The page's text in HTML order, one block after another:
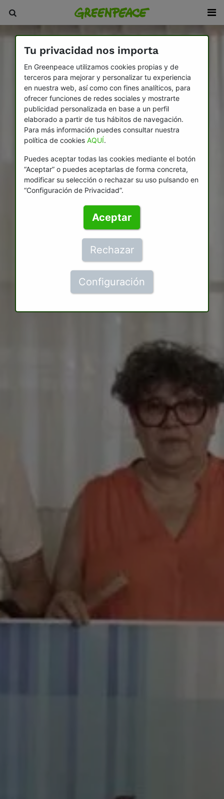
Tu privacidad nos importa
En Greenpeace utilizamos cookies propias y de
terceros para mejorar y personalizar tu experiencia
en nuestra web, así como con fines analíticos, para
ofrecer funciones de redes sociales y mostrarte
publicidad personalizada en base a un perfil
elaborado a partir de tus hábitos de navegación.
Para más información puedes consultar nuestra
política de cookies AQUÍ.
Puedes aceptar todas las cookies mediante el botón
“Aceptar” o puedes aceptarlas de forma concreta,
modificar su selección o rechazar su uso pulsando en
“Configuración de Privacidad”.
Aceptar
Rechazar
Configuración